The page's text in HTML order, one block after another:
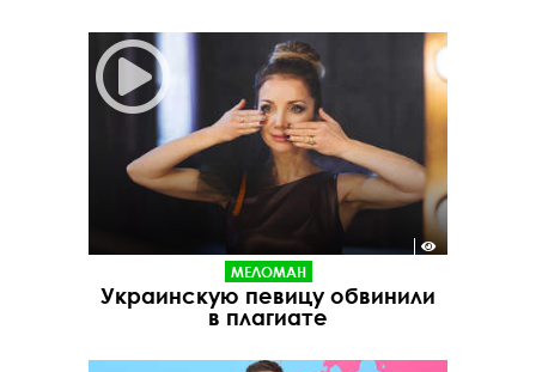
МЕЛОМАН
Украинскую певицу обвинили
в плагиате